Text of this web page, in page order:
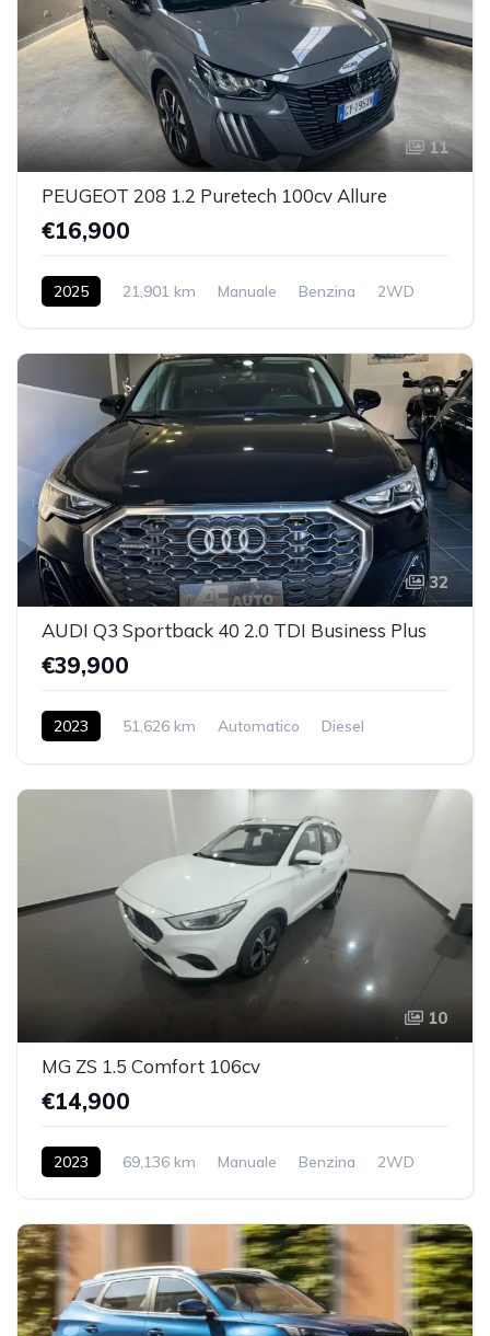
11
PEUGEOT 208 1.2 Puretech 100cv Allure
€16,900
2025 21,901 km Manuale Benzina 2WD
32
AUDI Q3 Sportback 40 2.0 TDI Business Plus
€39,900
2023 51,626 km Automatico
Diesel
10
MG ZS 1.5 Comfort 106cv
€14,900
2023 69,136 km Manuale Benzina 2WD